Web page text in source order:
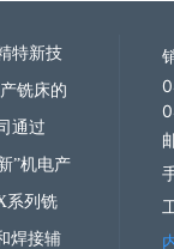
特新技
铣床的
通过
”机电产
系列铣
焊接辅